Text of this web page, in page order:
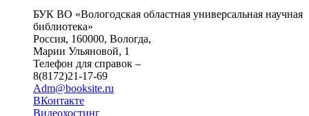
БУК ВО «Вологодская областная универсальная научная
библиотека»
Россия, 160000, Вологда,
Марии Ульяновой, 1
Телефон для справок –
8(8172)21-17-69
Adm@booksite.ru
ВКонтакте
Видеохостинг